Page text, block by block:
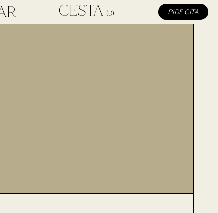
CESTA (0) PIDE CITA